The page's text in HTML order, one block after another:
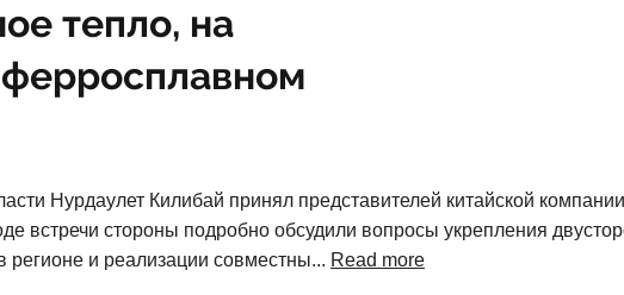
тепло, на
Нурдаулет Килибай принял представителей китайской
встречи стороны подробно обсудили вопросы укрепления
регионе и реализации совместны... Read more